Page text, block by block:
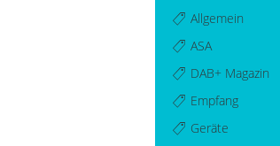
Allgemein
ASA
DAB+ Magazin
Empfang
Geräte